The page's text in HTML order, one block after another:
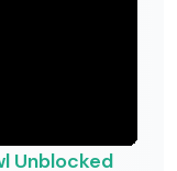
Unblocked